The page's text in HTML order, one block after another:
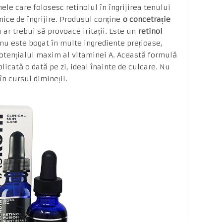
care folosesc retinolul în îngrijirea tenului
de îngrijire. Produsul conține o concetrație
trebui să provoace iritații. Este un retinol
este bogat în multe ingrediente prețioase,
maxim al vitaminei A. Această formulă
o dată pe zi, ideal înainte de culcare. Nu
cursul dimineții.